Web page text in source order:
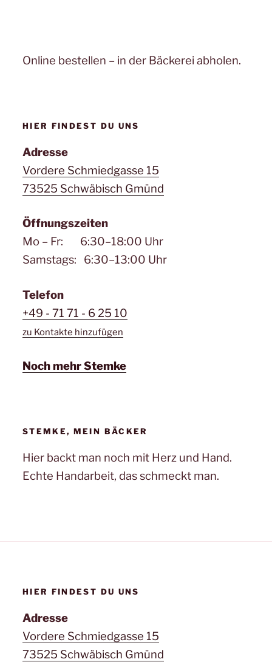
Online bestellen – in der Bäckerei abholen.
HIER FINDEST DU UNS
Adresse
Vordere Schmiedgasse 15
73525 Schwäbisch Gmünd
Öffnungszeiten
Mo – Fr: 6:30–18:00 Uhr
Samstags: 6:30–13:00 Uhr
Telefon
+49 - 71 71 - 6 25 10
zu Kontakte hinzufügen
Noch mehr Stemke
STEMKE, MEIN BÄCKER
Hier backt man noch mit Herz und Hand.
Echte Handarbeit, das schmeckt man.
HIER FINDEST DU UNS
Adresse
Vordere Schmiedgasse 15
73525 Schwäbisch Gmünd